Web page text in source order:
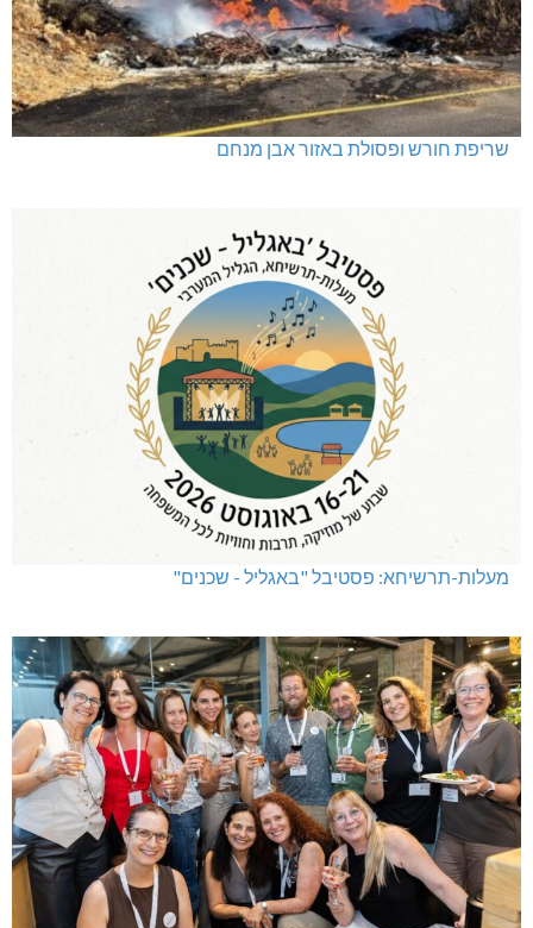
שריפת חורש ופסולת באזור אבן מנחם
מעלות-תרשיחא: פסטיבל "באגליל - שכנים"